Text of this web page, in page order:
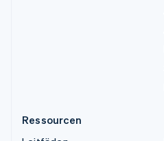
Ressourcen